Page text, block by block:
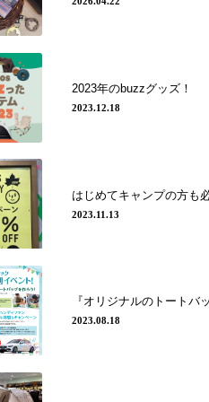
2023年のbuzzグッズ！
2023.12.18
はじめてキャンプの方も
2023.11.13
『オリジナルのトートバ
2023.08.18